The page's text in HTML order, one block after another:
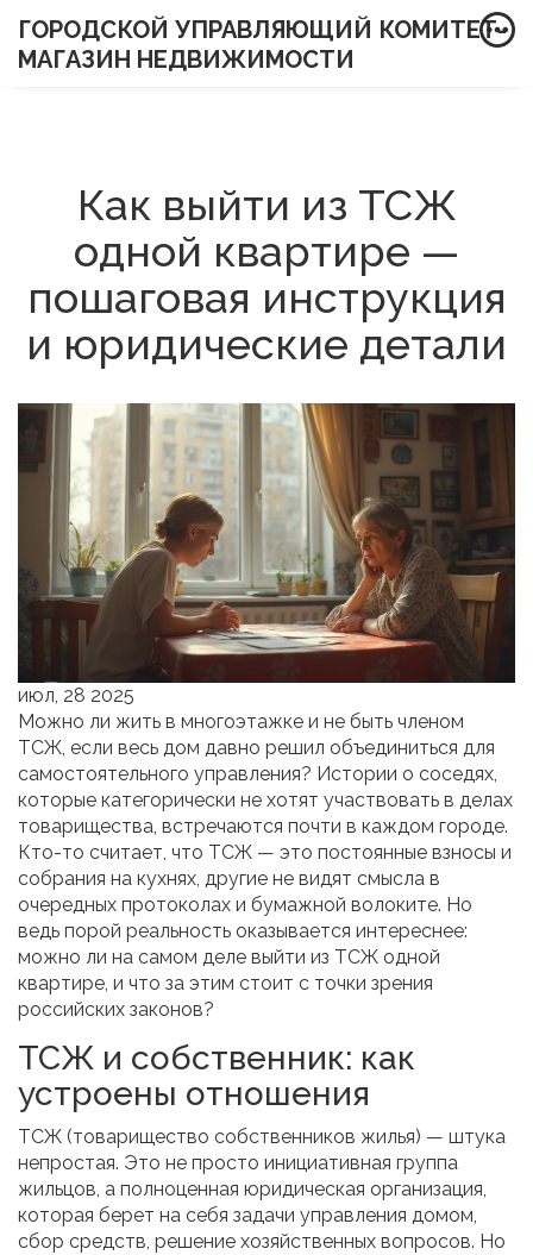
ГОРОДСКОЙ УПРАВЛЯЮЩИЙ КОМИТЕТ-
МАГАЗИН НЕДВИЖИМОСТИ
Как выйти из ТСЖ
одной квартире —
пошаговая инструкция
и юридические детали
июл, 28 2025
Можно ли жить в многоэтажке и не быть членом
ТСЖ, если весь дом давно решил объединиться для
самостоятельного управления? Истории о соседях,
которые категорически не хотят участвовать в делах
товарищества, встречаются почти в каждом городе.
Кто-то считает, что ТСЖ — это постоянные взносы и
собрания на кухнях, другие не видят смысла в
очередных протоколах и бумажной волоките. Но
ведь порой реальность оказывается интереснее:
можно ли на самом деле выйти из ТСЖ одной
квартире, и что за этим стоит с точки зрения
российских законов?
ТСЖ и собственник: как
устроены отношения
ТСЖ (товарищество собственников жилья) — штука
непростая. Это не просто инициативная группа
жильцов, а полноценная юридическая организация,
которая берет на себя задачи управления домом,
сбор средств, решение хозяйственных вопросов. Но